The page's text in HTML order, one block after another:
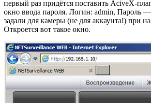
первый раз придётся поставить AciveX-
окно ввода пароля. Логин: admin, Пароль
задали для камеры (не для аккаунта!) при
Откроется вот такое окно.